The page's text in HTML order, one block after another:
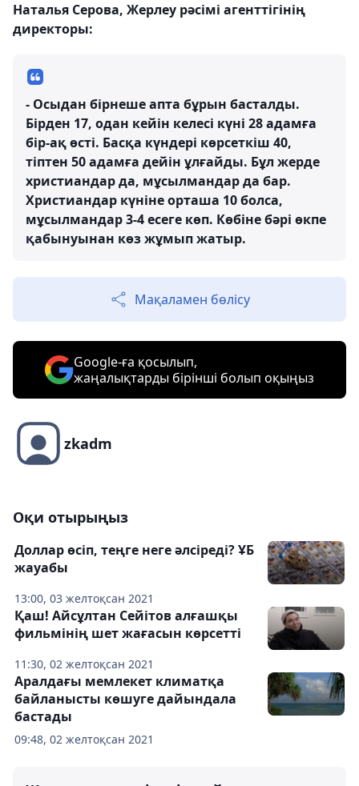
Наталья Серова, Жерлеу рәсімі агенттігінің
директоры:
- Осыдан бірнеше апта бұрын басталды.
Бірден 17, одан кейін келесі күні 28 адамға
бір-ақ өсті. Басқа күндері көрсеткіш 40,
тіптен 50 адамға дейін ұлғайды. Бұл жерде
христиандар да, мұсылмандар да бар.
Христиандар күніне орташа 10 болса,
мұсылмандар 3-4 есеге көп. Көбіне бәрі өкпе
қабынуынан көз жұмып жатыр.
Мақаламен бөлісу
Google-ға қосылып,
жаңалықтарды бірінші болып оқыңыз
zkadm
Оқи отырыңыз
13:00, 03 желтоқсан 2021
Доллар өсіп, теңге неге әлсіреді? ҰБ
жауабы
11:30, 02 желтоқсан 2021
Қаш! Айсұлтан Сейітов алғашқы
фильмінің шет жағасын көрсетті
09:48, 02 желтоқсан 2021
Аралдағы мемлекет климатқа
байланысты көшуге дайындала
бастады